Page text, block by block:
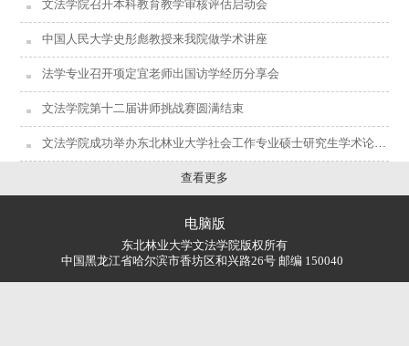
文法学院召开本科教育教学审核评估启动会
中国人民大学史彤彪教授来我院做学术讲座
法学专业召开项定宜老师出国访学经历分享会
文法学院第十二届讲师挑战赛圆满结束
文法学院成功举办东北林业大学社会工作专业硕士研究生学术论坛（第一期）
查看更多
电脑版
东北林业大学文法学院版权所有
中国黑龙江省哈尔滨市香坊区和兴路26号 邮编 150040